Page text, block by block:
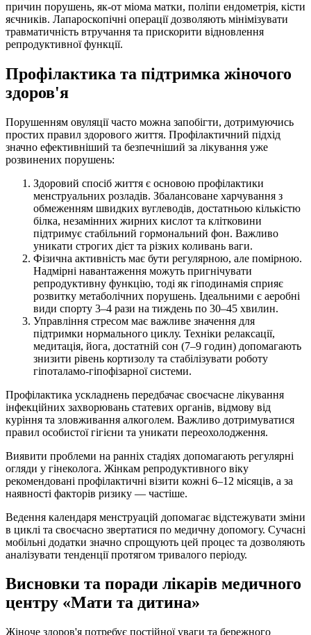
причин порушень, як-от міома матки, поліпи ендометрія, кісти
яєчників. Лапароскопічні операції дозволяють мінімізувати
травматичність втручання та прискорити відновлення
репродуктивної функції.
Профілактика та підтримка жіночого
здоров'я
Порушенням овуляції часто можна запобігти, дотримуючись
простих правил здорового життя. Профілактичний підхід
значно ефективніший та безпечніший за лікування уже
розвинених порушень:
Здоровий спосіб життя є основою профілактики
менструальних розладів. Збалансоване харчування з
обмеженням швидких вуглеводів, достатньою кількістю
білка, незамінних жирних кислот та клітковини
підтримує стабільний гормональний фон. Важливо
уникати строгих дієт та різких коливань ваги.
Фізична активність має бути регулярною, але помірною.
Надмірні навантаження можуть пригнічувати
репродуктивну функцію, тоді як гіподинамія сприяє
розвитку метаболічних порушень. Ідеальними є аеробні
види спорту 3–4 рази на тиждень по 30–45 хвилин.
Управління стресом має важливе значення для
підтримки нормального циклу. Техніки релаксації,
медитація, йога, достатній сон (7–9 годин) допомагають
знизити рівень кортизолу та стабілізувати роботу
гіпоталамо-гіпофізарної системи.
Профілактика ускладнень передбачає своєчасне лікування
інфекційних захворювань статевих органів, відмову від
куріння та зловживання алкоголем. Важливо дотримуватися
правил особистої гігієни та уникати переохолодження.
Виявити проблеми на ранніх стадіях допомагають регулярні
огляди у гінеколога. Жінкам репродуктивного віку
рекомендовані профілактичні візити кожні 6–12 місяців, а за
наявності факторів ризику — частіше.
Ведення календаря менструацій допомагає відстежувати зміни
в циклі та своєчасно звертатися по медичну допомогу. Сучасні
мобільні додатки значно спрощують цей процес та дозволяють
аналізувати тенденції протягом тривалого періоду.
Висновки та поради лікарів медичного
центру «Мати та дитина»
Жіноче здоров'я потребує постійної уваги та бережного